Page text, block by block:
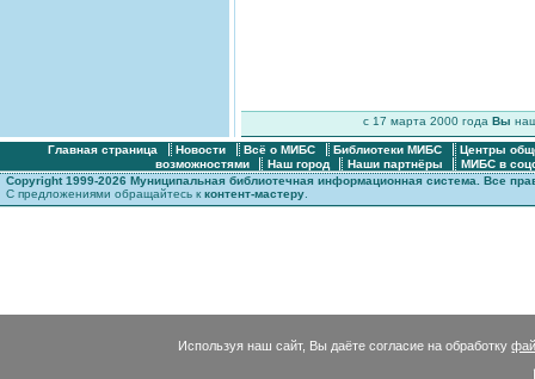
c 17 марта 2000 годаВы
Главная страница Новости Всё о МИБС Библиотеки МИБС
Центры
возможностями
Наш город Наши партнёры
МИБС в
Copyright 1999-2026 Муниципальная библиотечная информационная система. Все
С предложениями обращайтесь к контент-мастеру
Используя наш сайт, Вы даёте согласие на обработку